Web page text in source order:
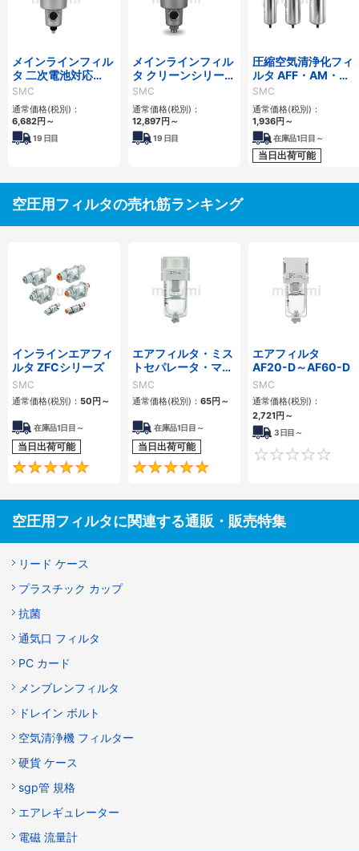
メインラインフィル
タ 二次電池対応
25A-AFFシリーズ
SMC
通常価格(税別)：
6,682円～
19 日目
メインラインフィル
タ クリーンシリーズ
／銅系・フッ素系不
可仕様 10-／20-
AFFシリーズ
SMC
通常価格(税別)：
12,897円～
19 日目
圧縮空気清浄化フィ
ルタ AFF・AM・
AMDシリーズ
SMC
通常価格(税別)：
1,936円～
在庫品1日目～
当日出荷可能
空圧用フィルタの売れ筋ランキング
インラインエアフィ
ルタ ZFCシリーズ
SMC
通常価格(税別)： 50円～
在庫品1日目～
当日出荷可能
4.8
エアフィルタ・ミス
トセパレータ・マイ
クロミストセパレー
タ 交換部品
SMC
通常価格(税別)： 65円～
在庫品1日目～
当日出荷可能
エアフィルタ
AF20-D～AF60-D
SMC
通常価格(税別)：
2,721円～
3日目～
空圧用フィルタに関連する通販・販売特集
リード ケース
プラスチック カップ
抗菌
通気口 フィルタ
PC カード
メンブレンフィルタ
ドレイン ボルト
空気清浄機 フィルター
硬貨 ケース
sgp管 規格
エアレギュレーター
電磁 流量計